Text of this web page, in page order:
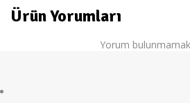
Ürün Yorumları
Yorum